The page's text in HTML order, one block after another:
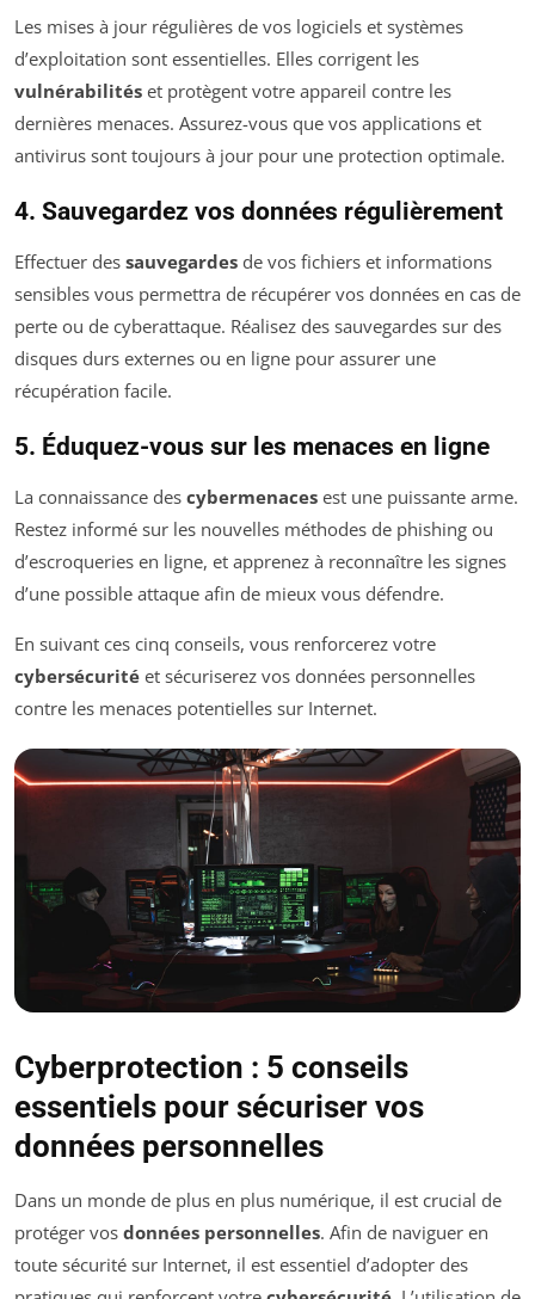
Les mises à jour régulières de vos logiciels et systèmes
d’exploitation sont essentielles. Elles corrigent les
vulnérabilités et protègent votre appareil contre les
dernières menaces. Assurez-vous que vos applications et
antivirus sont toujours à jour pour une protection optimale.
4. Sauvegardez vos données régulièrement
Effectuer des sauvegardes de vos fichiers et informations
sensibles vous permettra de récupérer vos données en cas de
perte ou de cyberattaque. Réalisez des sauvegardes sur des
disques durs externes ou en ligne pour assurer une
récupération facile.
5. Éduquez-vous sur les menaces en ligne
La connaissance des cybermenaces est une puissante arme.
Restez informé sur les nouvelles méthodes de phishing ou
d’escroqueries en ligne, et apprenez à reconnaître les signes
d’une possible attaque afin de mieux vous défendre.
En suivant ces cinq conseils, vous renforcerez votre
cybersécurité et sécuriserez vos données personnelles
contre les menaces potentielles sur Internet.
Cyberprotection : 5 conseils
essentiels pour sécuriser vos
données personnelles
Dans un monde de plus en plus numérique, il est crucial de
protéger vos données personnelles. Afin de naviguer en
toute sécurité sur Internet, il est essentiel d’adopter des